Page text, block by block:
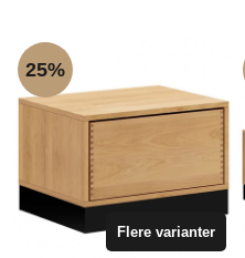
25%
Flere varianter